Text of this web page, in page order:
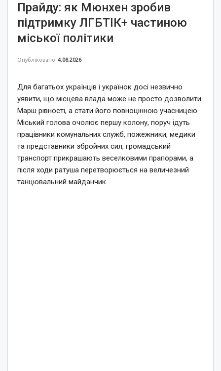
Прайду: як Мюнхен зробив
підтримку ЛГБТІК+ частиною
міської політики
Опубліковано 4.08.2026
Для багатьох українців і українок досі незвично
уявити, що місцева влада може не просто дозволити
Марш рівності, а стати його повноцінною учасницею.
Міський голова очолює першу колону, поруч ідуть
працівники комунальних служб, пожежники, медики
та представники збройних сил, громадський
транспорт прикрашають веселковими прапорами, а
після ходи ратуша перетворюється на величезний
танцювальний майданчик.